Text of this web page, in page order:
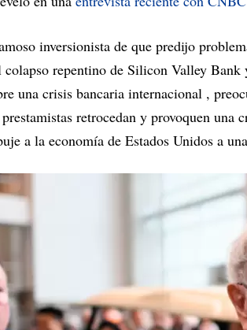
inversionista de que predijo
repentino de Silicon Valley Bank
una crisis bancaria internacional ,
retrocedan y provoquen
a la economía de Estados Unidos a